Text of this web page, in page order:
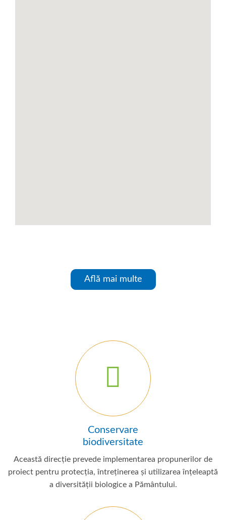
Află mai multe
Conservare
biodiversitate
Această direcție prevede implementarea propunerilor de
proiect pentru protecția, întreținerea și utilizarea înțeleaptă
a diversității biologice a Pământului.